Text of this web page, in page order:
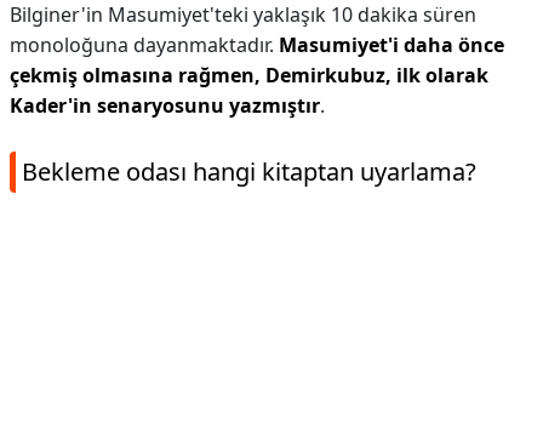
Bilginer'in Masumiyet'teki yaklaşık 10 dakika süren
monoloğuna dayanmaktadır. Masumiyet'i daha önce
çekmiş olmasına rağmen, Demirkubuz, ilk olarak
Kader'in senaryosunu yazmıştır.
Bekleme odası hangi kitaptan uyarlama?